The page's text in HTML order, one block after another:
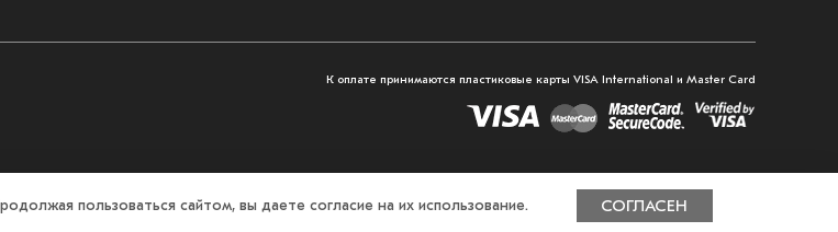
К оплате принимаются пластиковые карты VISA International и Master Card
пользоваться сайтом, вы даете согласие на их использование. СОГЛАСЕН